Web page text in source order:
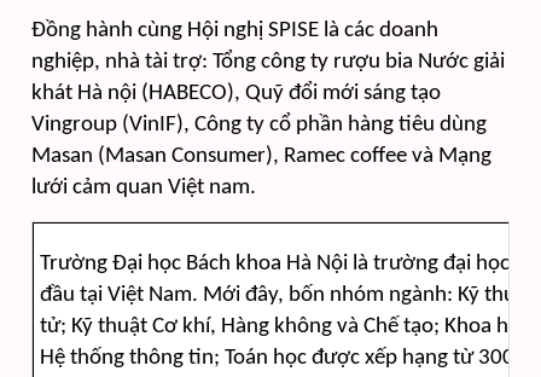
Đồng hành cùng Hội nghị SPISE là các doanh
nghiệp, nhà tài trợ: Tổng công ty rượu bia Nước giải
khát Hà nội (HABECO), Quỹ đổi mới sáng tạo
Vingroup (VinIF), Công ty cổ phần hàng tiêu dùng
Masan (Masan Consumer), Ramec coffee và Mạng
lưới cảm quan Việt nam.
Trường Đại học Bách khoa Hà Nội là trường đại học
đầu tại Việt Nam. Mới đây, bốn nhóm ngành: Kỹ
tử; Kỹ thuật Cơ khí, Hàng không và Chế tạo; Khoa học
Hệ thống thông tin; Toán học được xếp hạng từ 300-